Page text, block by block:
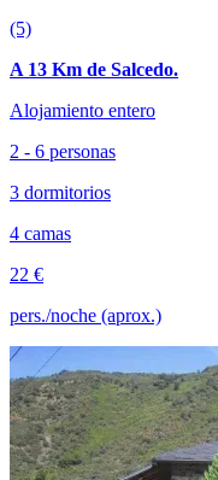
(5)
A 13 Km de Salcedo.
Alojamiento entero
2 - 6 personas
3 dormitorios
4 camas
22 €
pers./noche (aprox.)